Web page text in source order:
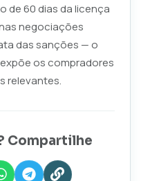
de 60 dias da licença
negociações
das sanções — o
os compradores
relevantes.
Compartilhe